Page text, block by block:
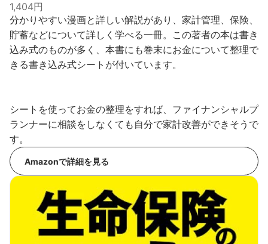
1,404円
分かりやすい漫画と詳しい解説があり、家計管理、保険、
貯蓄などについて詳しく学べる一冊。この著者の本は書き
込み式のものが多く、本書にも巻末にお金について整理で
きる書き込み式シートが付いています。
シートを使ってお金の整理をすれば、ファイナンシャルプ
ランナーに相談をしなくても自分で家計改善ができそうで
す。
Amazonで詳細を見る